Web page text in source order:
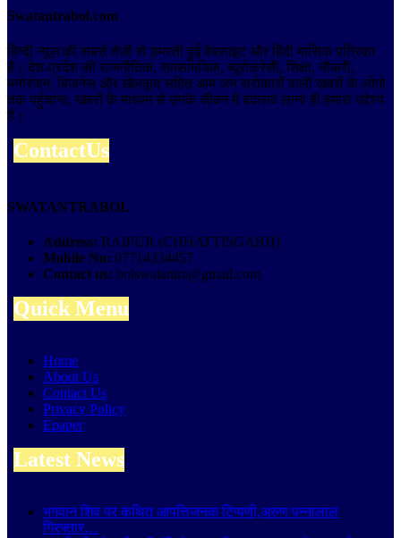
Swatantrabol.com
हिन्दी न्यूज़ की सबसे तेजी से उभरती हुई वेबसाइट और हिंदी मासिक पत्रिका
है। देश-प्रदेश की राजनीतिक, समसामयिक, ब्यूरोक्रेसी, शिक्षा, नौकरी,
मनोरंजन, बिजनेस और खेलकूद सहित आम जन सरोकारों वाली खबरों के लोगो
तक पहुंचाना, खबरों के माध्यम से उनके जीवन में बदलाव लाना ही हमारा उद्देश्य
है।
ContactUs
SWATANTRABOL
Address: RAIPUR (CHHATTISGARH)
Mobile No: 07714334457
Contact us: bolswatantra@gmail.com
Quick Menu
Home
About Us
Contact Us
Privacy Policy
Epaper
Latest News
भगवान शिव पर कथित आपत्तिजनक टिप्पणी,अरुण पन्नालाल
गिरफ्तार…